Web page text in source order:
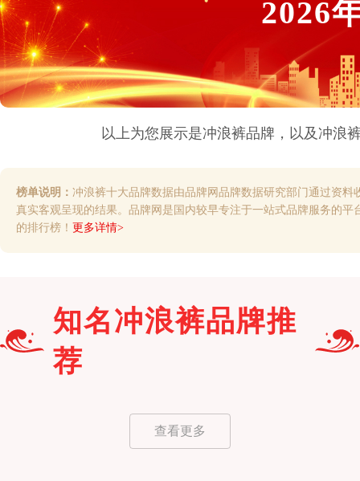
2026
以上为您展示是冲浪裤品牌，以及冲浪
榜单说明： 冲浪裤十大品牌数据由品牌网品牌数据研究部门通过资
真实客观呈现的结果。品牌网是国内较早专注于一站式品牌服务的
的排行榜！ 更多详情>
知名冲浪裤品牌推
荐
查看更多